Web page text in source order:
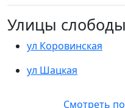
Улицы
ул Коровинская
ул Шацкая
Смотреть